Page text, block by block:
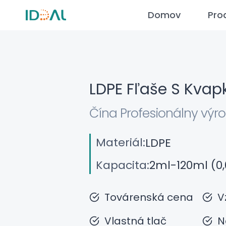
Domov
LDPE Fľaše S
Čína Profesionálny
Materiál:LDPE
Kapacita:2ml-120ml
Továrenská cena
Vlastná tlač